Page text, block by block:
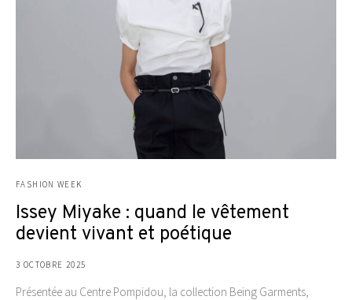
FASHION WEEK
Issey Miyake : quand le vêtement
devient vivant et poétique
3 OCTOBRE 2025
Présentée au Centre Pompidou, la collection Being Garments,